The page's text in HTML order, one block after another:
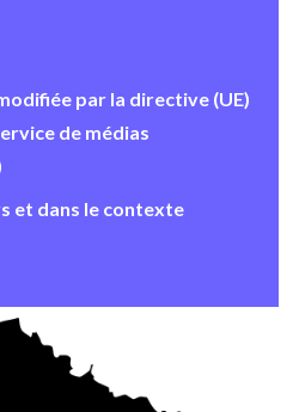
par la directive (UE)
de médias
et dans le contexte